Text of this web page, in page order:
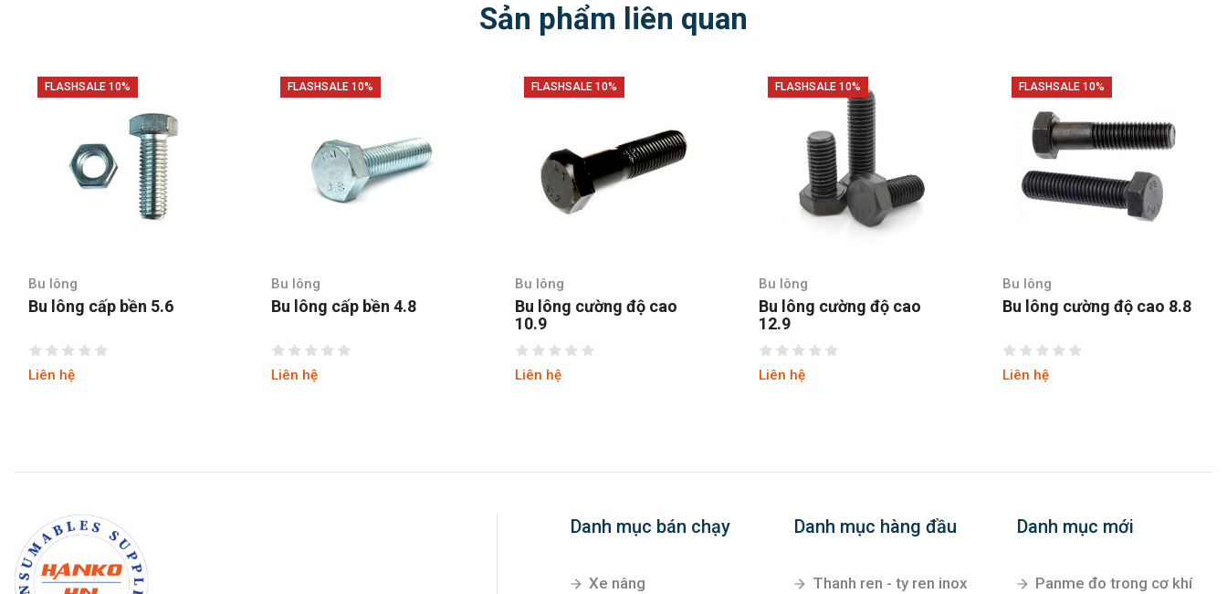
Sản phẩm liên quan
FLASHSALE 10%
Bu lông
Bu lông cấp bền 5.6
Liên hệ
FLASHSALE 10%
Bu lông
Bu lông cấp bền 4.8
Liên hệ
FLASHSALE 10%
Bu lông
Bu lông cường độ cao
10.9
Liên hệ
FLASHSALE 10%
Bu lông
Bu lông cường độ cao
12.9
Liên hệ
FLASHSALE 10%
Bu lông
Bu lông cường độ cao 8.8
Liên hệ
Danh mục bán chạy
Xe nâng
Danh mục hàng đầu
Thanh ren - ty ren inox
Danh mục mới
Panme đo trong cơ khí